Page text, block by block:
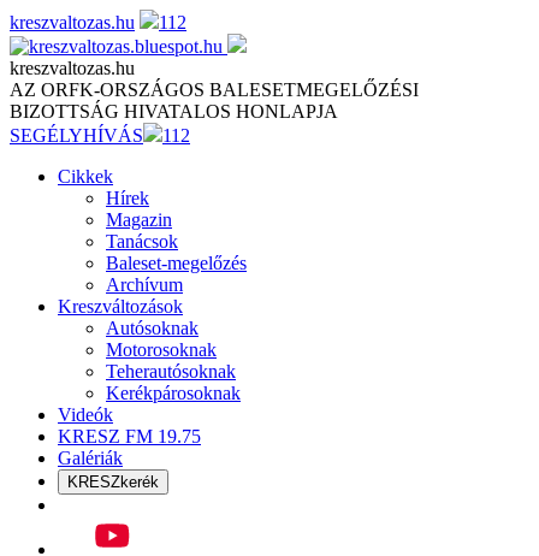
Skip
to
content
kreszvaltozas.hu 112
kreszvaltozas.hu
AZ ORFK-ORSZÁGOS BALESETMEGELŐZÉSI
BIZOTTSÁG HIVATALOS HONLAPJA
SEGÉLYHÍVÁS
112
Cikkek
Hírek
Magazin
Tanácsok
Baleset-megelőzés
Archívum
Kreszváltozások
Autósoknak
Motorosoknak
Teherautósoknak
Kerékpárosoknak
Videók
KRESZ FM 19.75
Galériák
KRESZkerék